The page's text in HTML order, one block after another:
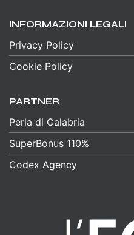
INFORMAZIONI LEGALI
Privacy Policy
Cookie Policy
PARTNER
Perla di Calabria
SuperBonus 110%
Codex Agency